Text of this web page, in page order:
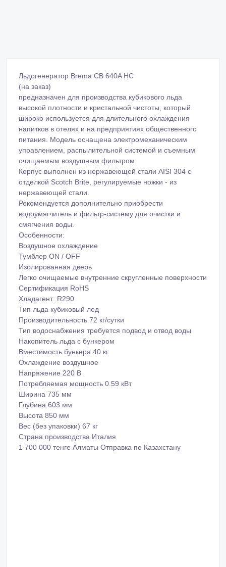
Льдогенератор Brema CB 640A HC
(на заказ)
предназначен для производства кубикового льда
высокой плотности и кристальной чистоты, который
широко используется для длительного охлаждения
напитков в отелях и на предприятиях общественного
питания. Модель оснащена электромеханическим
управлением, распылительной системой и съемным
очищаемым воздушным фильтром.
Корпус выполнен из нержавеющей стали AISI 304 с
отделкой Scotch Brite, регулируемые ножки - из
нержавеющей стали.
Рекомендуется дополнительно приобрести
водоумягчитель и фильтр-систему для очистки и
смягчения воды.
Особенности:
Воздушное охлаждение
Тумблер ON / OFF
Изолированная дверь
Легко очищаемые внутренние скругленные поверхности
Сертификация RoHS
Хладагент: R290
Тип льда кубиковый лед
Производительность 72 кг/сутки
Тип водоснабжения требуется подвод и отвод воды
Накопитель льда с бункером
Вместимость бункера 40 кг
Охлаждение воздушное
Напряжение 220 В
Потребляемая мощность 0.59 кВт
Ширина 735 мм
Глубина 603 мм
Высота 850 мм
Вес (без упаковки) 67 кг
Страна производства Италия
1 700 000 тенге Алматы Отправка по Казахстану